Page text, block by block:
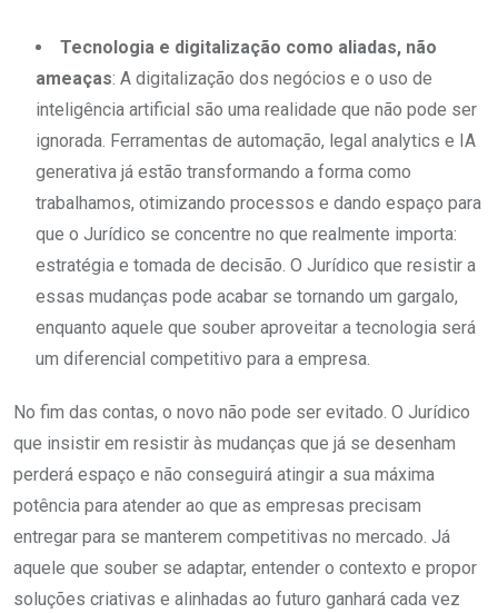
Tecnologia e digitalização como aliadas, não
ameaças: A digitalização dos negócios e o uso de
inteligência artificial são uma realidade que não pode ser
ignorada. Ferramentas de automação, legal analytics e IA
generativa já estão transformando a forma como
trabalhamos, otimizando processos e dando espaço para
que o Jurídico se concentre no que realmente importa:
estratégia e tomada de decisão. O Jurídico que resistir a
essas mudanças pode acabar se tornando um gargalo,
enquanto aquele que souber aproveitar a tecnologia será
um diferencial competitivo para a empresa.
No fim das contas, o novo não pode ser evitado. O Jurídico
que insistir em resistir às mudanças que já se desenham
perderá espaço e não conseguirá atingir a sua máxima
potência para atender ao que as empresas precisam
entregar para se manterem competitivas no mercado. Já
aquele que souber se adaptar, entender o contexto e propor
soluções criativas e alinhadas ao futuro ganhará cada vez